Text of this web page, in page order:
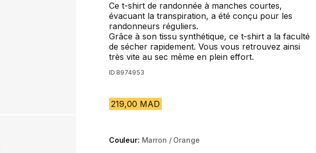
Ce t-shirt de randonnée à manches courtes,
évacuant la transpiration, a été conçu pour les
randonneurs réguliers.
Grâce à son tissu synthétique, ce t-shirt a la faculté
de sécher rapidement. Vous vous retrouvez ainsi
très vite au sec même en plein effort.
ID 8974953
219,00 MAD
Couleur: Marron / Orange